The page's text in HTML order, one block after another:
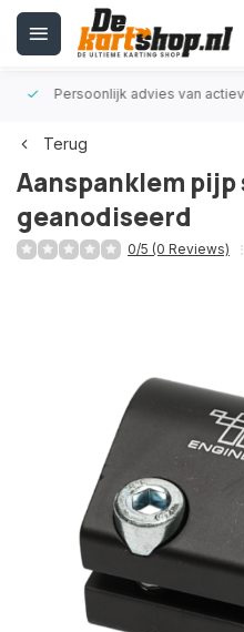
Persoonlijk advies van
Terug
Aanspanklem
geanodiseerd
0/5 (0 Reviews)